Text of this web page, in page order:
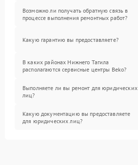
Возможно ли получать обратную связь в
процессе выполнения ремонтных работ?
Какую гарантию вы предоставляете?
В каких районах Нижнего Тагила
располагаются сервисные центры Beko?
Выполняете ли вы ремонт для юридических
лиц?
Какую документацию вы предоставляете
для юридических лиц?